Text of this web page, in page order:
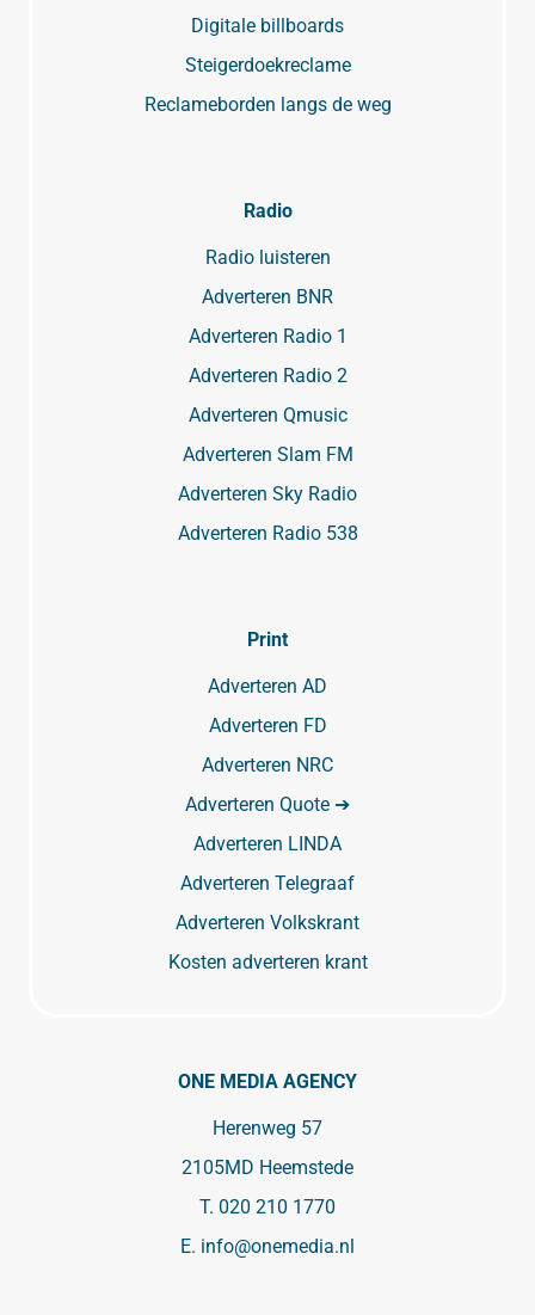
Digitale billboards
Steigerdoekreclame
Reclameborden langs de weg
Radio
Radio luisteren
Adverteren BNR
Adverteren Radio 1
Adverteren Radio 2
Adverteren Qmusic
Adverteren Slam FM
Adverteren Sky Radio
Adverteren Radio 538
Print
Adverteren AD
Adverteren FD
Adverteren NRC
Adverteren Quote ➔
Adverteren LINDA
Adverteren Telegraaf
Adverteren Volkskrant
Kosten adverteren krant
ONE MEDIA AGENCY
Herenweg 57
2105MD Heemstede
T. 020 210 1770
E. info@onemedia.nl